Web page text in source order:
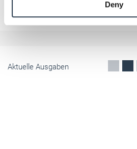
Weitere Informationen:Impressum
Deny
Servicestelle für zirkuläres Bauen.
Mai 2026